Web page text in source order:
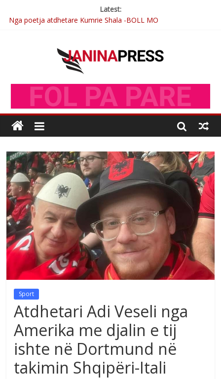
Latest:
Nga poetja atdhetare Kumrie Shala -BOLL MO
Çlirimtari Mentor Mushkolaj nderohet me mirenjohje nga
Xhevdet Qeriqi Dega e invalidëve në Fushë Kosovë
Postim me vlera nga artistja e mirëfilltë Mimoza Gjoni
Sport
Atdhetari Adi Veseli nga
Amerika me djalin e tij
ishte në Dortmund në
takimin Shqipëri-Itali